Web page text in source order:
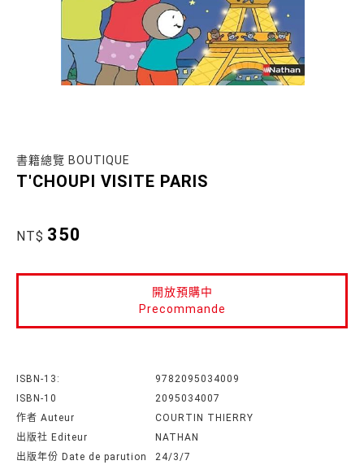
書籍總覽 BOUTIQUE
T'CHOUPI VISITE PARIS
NT$ 350
開放預購中
Precommande
ISBN-13:
9782095034009
ISBN-10
2095034007
作者 Auteur
COURTIN THIERRY
出版社 Editeur
NATHAN
出版年份 Date de parution
24/3/7